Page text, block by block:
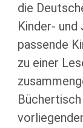
die
Kinder-
passende
zu einer